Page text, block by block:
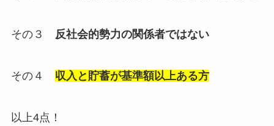
その３ 反社会的勢力の関係者ではない
その４ 収入と貯蓄が基準額以上ある方
以上4点！